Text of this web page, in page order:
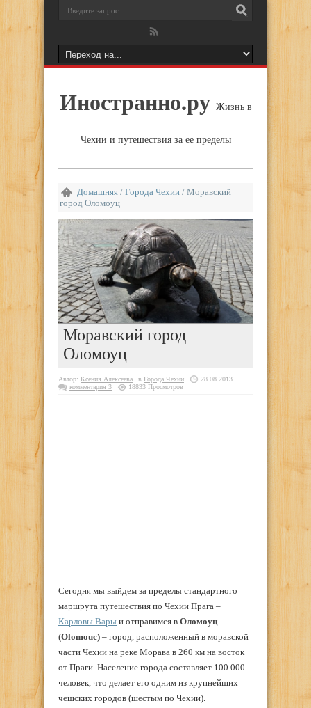
Иностранно.ру Жизнь в
Чехии и путешествия за ее пределы
Домашняя / Города Чехии / Моравский
город Оломоуц
Моравский город
Оломоуц
Автор: Ксения Алексеева в Города Чехии
28.08.2013
комментария 3
18833 Просмотров
Сегодня мы выйдем за пределы стандартного
маршрута путешествия по Чехии Прага –
Карловы Вары и отправимся в Оломоуц
(Olomouc) – город, расположенный в моравской
части Чехии на реке Морава в 260 км на восток
от Праги. Население города составляет 100 000
человек, что делает его одним из крупнейших
чешских городов (шестым по Чехии).